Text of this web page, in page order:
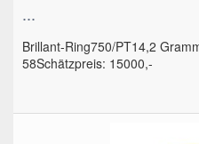
...
Brillant-Ring750/PT14,2
58Schätzpreis: 15000,-